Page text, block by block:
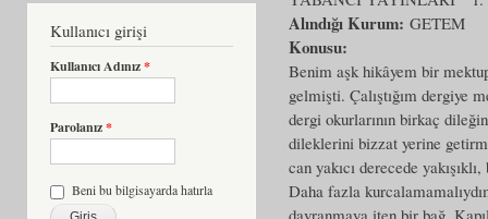
Kullanıcı girişi
Kullanıcı Adınız*
Parolanız*
Beni bu bilgisayarda hatırla
Alındığı Kurum: GETEM
Konusu:
Benim aşk hikâyem bir
gelmişti. Çalıştığım dergiye
dergi okurlarının birkaç
dileklerini bizzat yerine
can yakıcı derecede
Daha fazla
davranmaya iten bir bağ.